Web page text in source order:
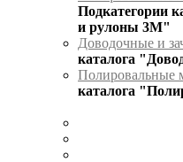
Подкатегории
и рулоны 3М"
Доводочные и
каталога
Полировальные
каталога